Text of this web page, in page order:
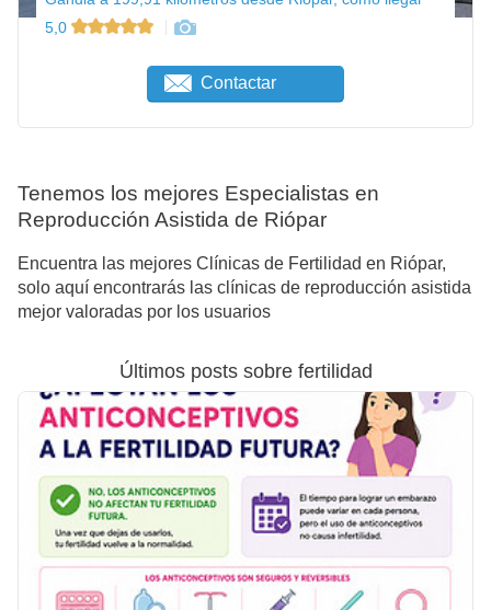
5,0
Contactar
Tenemos los mejores Especialistas en
Reproducción Asistida de Riópar
Encuentra las mejores Clínicas de Fertilidad en Riópar,
solo aquí encontrarás las clínicas de reproducción asistida
mejor valoradas por los usuarios
Últimos posts sobre fertilidad